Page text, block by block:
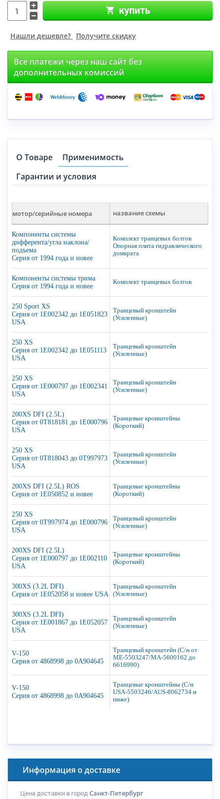
купить
Нашли дешевле? Получите скидку
Все платежи через наш сайт без
дополнительных комиссий
О Товаре
Применимость
Гарантии и условия
мотор/серийные номера название схемы
Компоненты системы
дифферента/угла наклона/
подъема
Серия от 1994 года и новее
Комплект транцевых болтов
Опорная плита гидравлического
домкрата
Компоненты системы трима
Серия от 1994 года и новее
Комплект транцевых болтов
250 Sport XS
Серия от 1E002342 до 1E051823
USA
Транцевый кронштейн
(Усиленные)
250 XS
Серия от 1E002342 до 1E051113
USA
Транцевый кронштейн
(Усиленные)
250 XS
Серия от 1E000797 до 1E002341
USA
Транцевый кронштейн
(Усиленные)
200XS DFI (2.5L)
Серия от 0T818181 до 1E000796
USA
Транцевые кронштейны
(Короткий)
250 XS
Серия от 0T818043 до 0T997973
USA
Транцевый кронштейн
(Усиленные)
200XS DFI (2.5L) ROS
Серия от 1E050852 и новее
Транцевые кронштейны
(Короткий)
250 XS
Серия от 0T997974 до 1E000796
USA
Транцевый кронштейн
(Усиленные)
200XS DFI (2.5L)
Серия от 1E000797 до 1E002110
USA
Транцевые кронштейны
(Короткий)
300XS (3.2L DFI)
Серия от 1E052058 и новее USA
Транцевый кронштейн
(Усиленные)
300XS (3.2L DFI)
Серия от 1E001867 до 1E052057
USA
Транцевый кронштейн
(Усиленные)
V-150
Серия от 4868998 до 0A904645
Транцевый кронштейн (С/н от
ME-5503247/MA-5600162 до
6616990)
V-150
Серия от 4868998 до 0A904645
Транцевые кронштейны (С/н
USA-5503246/AUS-8062734 и
ниже)
Информация о доставке
Цена доставки в городСанкт-Петербург